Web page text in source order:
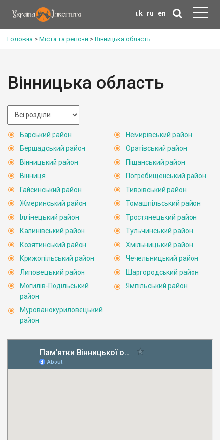
uk ru en
Головна > Міста та регіони > Вінницька область
Вінницька область
Барський район
Бершадський район
Вінницький район
Вінниця
Гайсинський район
Жмеринський район
Іллінецький район
Калинівський район
Козятинський район
Крижопільський район
Липовецький район
Могилів-Подільський
район
Мурованокуриловецький
район
Немирівський район
Оратівський район
Піщанський район
Погребищенський район
Тиврівський район
Томашпільський район
Тростянецький район
Тульчинський район
Хмільницький район
Чечельницький район
Шаргородський район
Ямпільський район